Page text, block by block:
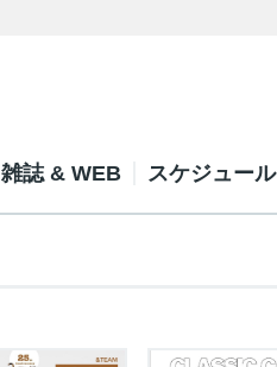
雑誌 & WEB スケジュール